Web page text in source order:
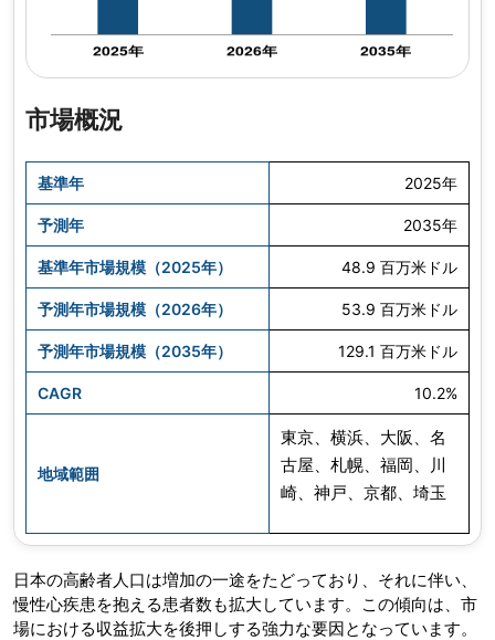
市場概況
基準年 2025年
予測年 2035年
基準年市場規模（2025年） 48.9 百万米ドル
予測年市場規模（2026年） 53.9 百万米ドル
予測年市場規模（2035年） 129.1 百万米ドル
CAGR 10.2%
地域範囲
東京、横浜、大阪、名
古屋、札幌、福岡、川
崎、神戸、京都、埼玉
日本の高齢者人口は増加の一途をたどっており、それに伴い、
慢性心疾患を抱える患者数も拡大しています。この傾向は、市
場における収益拡大を後押しする強力な要因となっています。